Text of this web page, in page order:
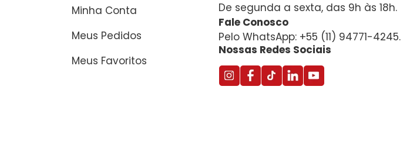
Minha Conta
Meus Pedidos
Meus Favoritos
De segunda a sexta, das 9h às 18h.
Fale Conosco
Pelo WhatsApp: +55 (11) 94771-4245.
Nossas Redes Sociais